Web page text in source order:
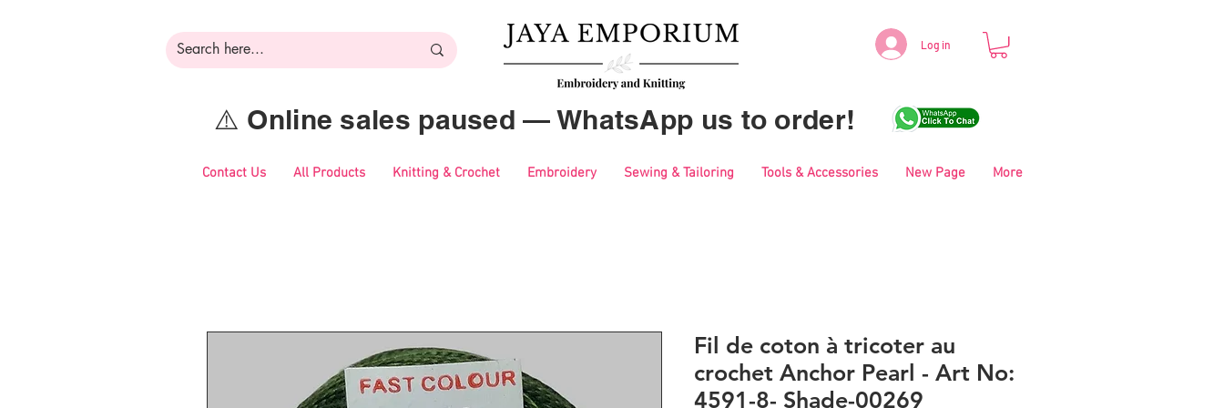
Log in
⚠️ Online sales paused — WhatsApp us to order!
Contact Us All Products Knitting & Crochet Embroidery Sewing & Tailoring Tools & Accessories New Page More
Fil de coton à tricoter au
crochet Anchor Pearl - Art No:
4591-8- Shade-00269